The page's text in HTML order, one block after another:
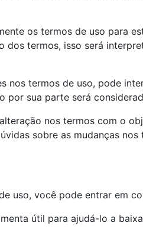
os termos de uso para
dos termos, isso será
nos termos de uso, pode
por sua parte será
nos termos com o
sobre as mudanças
uso, você pode entrar em
útil para ajudá-lo a